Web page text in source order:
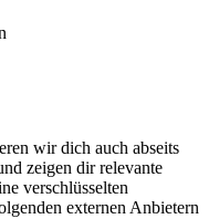
wir dich auch abseits
zeigen dir relevante
verschlüsselten
externen Anbietern